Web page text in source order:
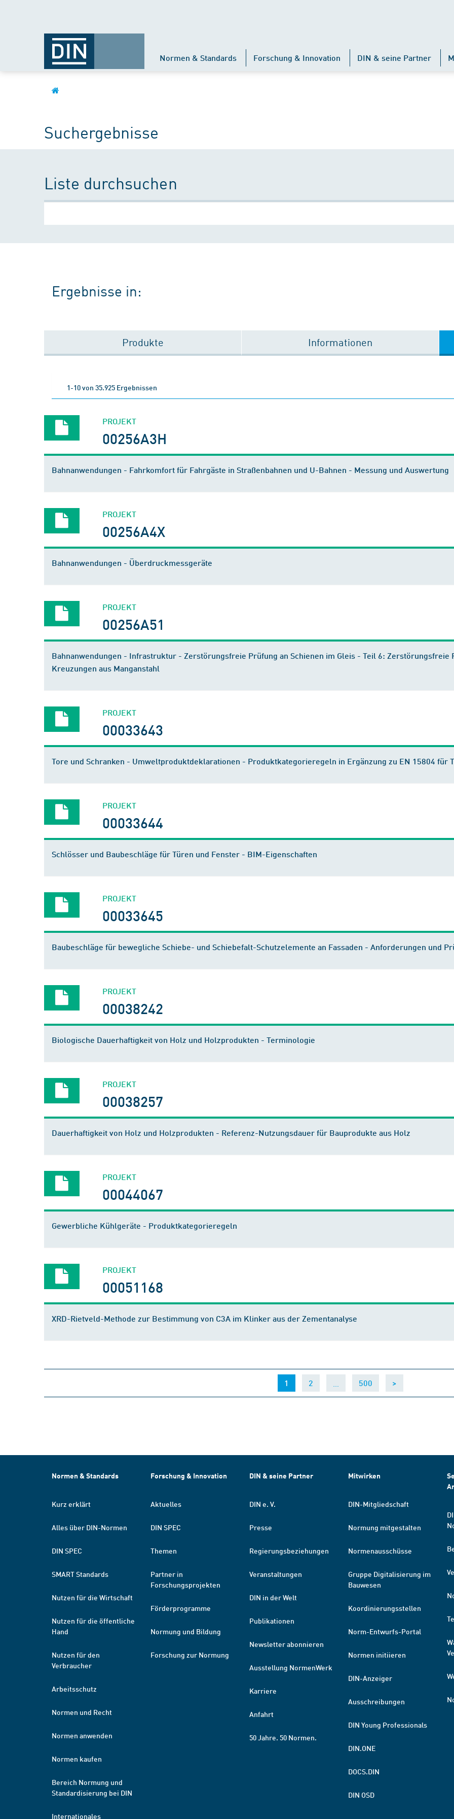
Normen & Standards Forschung & Innovation DIN & seine Partner
Suchergebnisse
Liste durchsuchen
Ergebnisse in:
Produkte Informationen
1-10 von 35.925 Ergebnissen
PROJEKT
00256A3H
Bahnanwendungen - Fahrkomfort für Fahrgäste in Straßenbahnen und U-Bahnen - Messung und Auswertung
PROJEKT
00256A4X
Bahnanwendungen - Überdruckmessgeräte
PROJEKT
00256A51
Bahnanwendungen - Infrastruktur - Zerstörungsfreie Prüfung an Schienen im Gleis - Teil 6: Zerstörungsfreie
Kreuzungen aus Manganstahl
PROJEKT
00033643
Tore und Schranken - Umweltproduktdeklarationen - Produktkategorieregeln in Ergänzung zu EN 15804 für
PROJEKT
00033644
Schlösser und Baubeschläge für Türen und Fenster - BIM-Eigenschaften
PROJEKT
00033645
Baubeschläge für bewegliche Schiebe- und Schiebefalt-Schutzelemente an Fassaden - Anforderungen und
PROJEKT
00038242
Biologische Dauerhaftigkeit von Holz und Holzprodukten - Terminologie
PROJEKT
00038257
Dauerhaftigkeit von Holz und Holzprodukten - Referenz-Nutzungsdauer für Bauprodukte aus Holz
PROJEKT
00044067
Gewerbliche Kühlgeräte - Produktkategorieregeln
PROJEKT
00051168
XRD-Rietveld-Methode zur Bestimmung von C3A im Klinker aus der Zementanalyse
1 (current)
2 500 >
Normen & Standards
Kurz erklärt
Alles über DIN-Normen
DIN SPEC
SMART Standards
Nutzen für die Wirtschaft
Nutzen für die öffentliche
Hand
Nutzen für den
Verbraucher
Arbeitsschutz
Normen und Recht
Normen anwenden
Normen kaufen
Bereich Normung und
Standardisierung bei DIN
Internationales
Forschung & Innovation
Aktuelles
DIN SPEC
Themen
Partner in
Forschungsprojekten
Förderprogramme
Normung und Bildung
Forschung zur Normung
DIN & seine Partner
DIN e. V.
Presse
Regierungsbeziehungen
Veranstaltungen
DIN in der Welt
Publikationen
Newsletter abonnieren
Ausstellung NormenWerk
Karriere
Anfahrt
50 Jahre. 50 Normen.
Mitwirken
DIN-Mitgliedschaft
Normung mitgestalten
Normenausschüsse
Gruppe Digitalisierung im
Bauwesen
Koordinierungsstellen
Norm-Entwurfs-Portal
Normen initiieren
DIN-Anzeiger
Ausschreibungen
DIN Young Professionals
DIN.ONE
DOCS.DIN
DIN OSD